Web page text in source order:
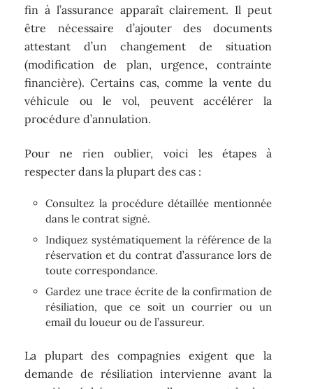
fin à l’assurance apparaît clairement. Il peut
être nécessaire d’ajouter des documents
attestant d’un changement de situation
(modification de plan, urgence, contrainte
financière). Certains cas, comme la vente du
véhicule ou le vol, peuvent accélérer la
procédure d’annulation.
Pour ne rien oublier, voici les étapes à
respecter dans la plupart des cas :
Consultez la procédure détaillée mentionnée
dans le contrat signé.
Indiquez systématiquement la référence de la
réservation et du contrat d’assurance lors de
toute correspondance.
Gardez une trace écrite de la confirmation de
résiliation, que ce soit un courrier ou un
email du loueur ou de l’assureur.
La plupart des compagnies exigent que la
demande de résiliation intervienne avant la